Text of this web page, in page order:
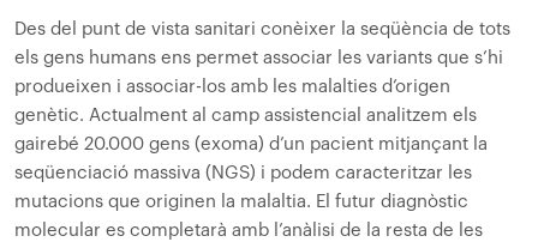
Des del punt de vista sanitari conèixer la seqüència de tots
els gens humans ens permet associar les variants que s’hi
produeixen i associar-los amb les malalties d’origen
genètic. Actualment al camp assistencial analitzem els
gairebé 20.000 gens (exoma) d’un pacient mitjançant la
seqüenciació massiva (NGS) i podem caracteritzar les
mutacions que originen la malaltia. El futur diagnòstic
molecular es completarà amb l’anàlisi de la resta de les